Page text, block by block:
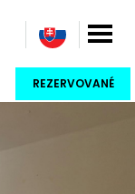
REZERVOVANÉ